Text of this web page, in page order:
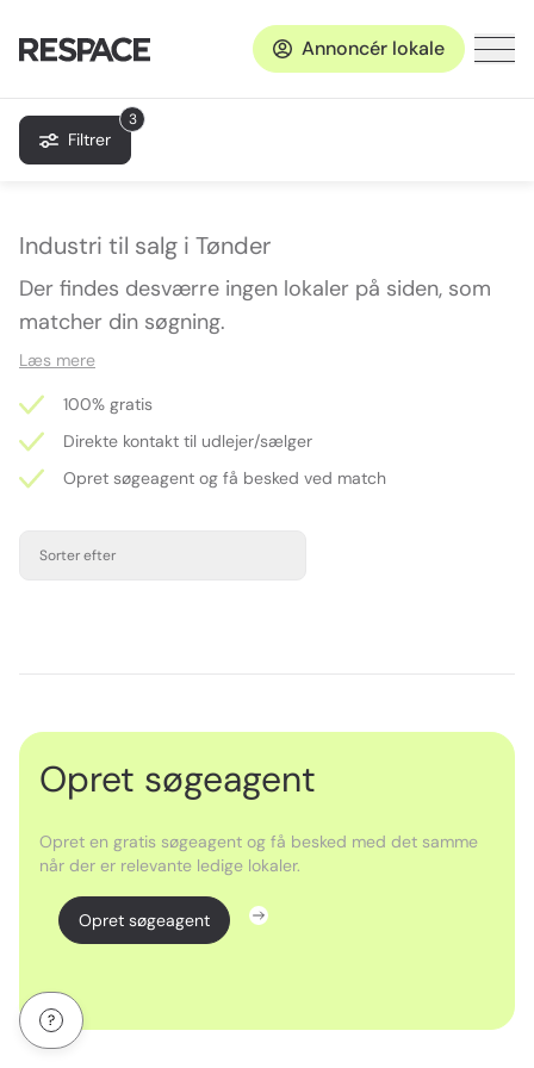
Annoncér lokale
3
Filtrer
Industri til salg i Tønder
Der findes desværre ingen lokaler på siden, som
matcher din søgning.
Læs mere
100% gratis
Direkte kontakt til udlejer/sælger
Opret søgeagent og få besked ved match
Sorter efter
Opret søgeagent
Opret en gratis søgeagent og få besked med det samme
når der er relevante ledige lokaler.
Opret søgeagent